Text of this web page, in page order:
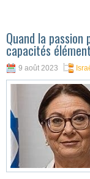
Quand la
capacités
9 août 2023